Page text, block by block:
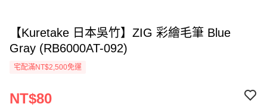
【Kuretake 日本吳竹】ZIG 彩繪毛筆 Blue
Gray (RB6000AT-092)
宅配滿NT$2,500免運
NT$80